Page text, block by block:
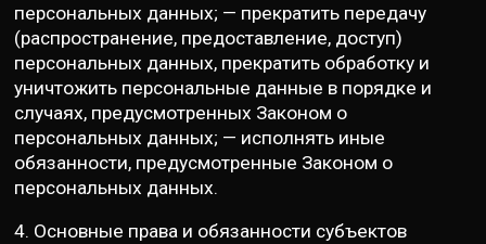
персональных данных; — прекратить передачу
(распространение, предоставление, доступ)
персональных данных, прекратить обработку и
уничтожить персональные данные в порядке и
случаях, предусмотренных Законом о
персональных данных; — исполнять иные
обязанности, предусмотренные Законом о
персональных данных.
4. Основные права и обязанности субъектов